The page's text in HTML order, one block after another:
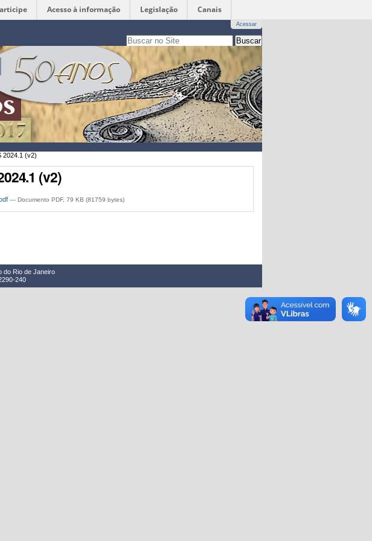
Acesso à informação Legislação Canais
Acessar
Busca
apenas nesta seção
Busca
Avançada…
2024.1 (v2)
(v2)
— Documento PDF, 79 KB (81759 bytes)
do Rio de Janeiro
240